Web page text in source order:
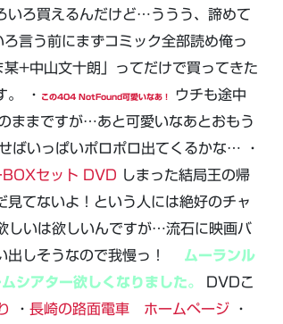
ろ買えるんだけど…ううう、諦めて
言う前にまずコミック全部読め俺っ
+中山文十朗」ってだけで買ってきた
。 ・
この404 NotFound可愛いなあ！
ウチも途中
ままですが…あと可愛いなあとおもう
ばいっぱいポロポロ出てくるかな… ・
BOXセット DVD しまった結局王の帰
てないよ！という人には絶好のチャ
しいは欲しいんですが…流石に映画バ
出しそうなので我慢っ！
ムーランル
シアター欲しくなりました。
DVDこ
・ 長崎の路面電車 ホームページ ・